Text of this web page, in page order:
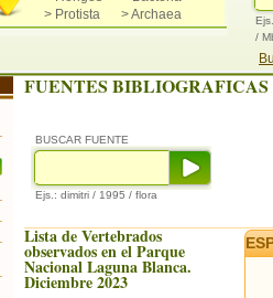
> Protista
> Archaea
/
FUENTES BIBLIOGRAFICAS
BUSCAR FUENTE
Ejs.: dimitri / 1995 / flora
Lista de Vertebrados
observados en el Parque
Nacional Laguna Blanca.
Diciembre 2023